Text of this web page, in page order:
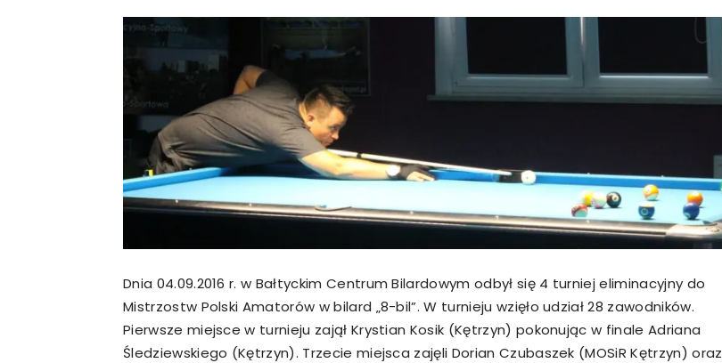
MOSiR
Kętrzyn
Dnia 04.09.2016 r. w Bałtyckim Centrum Bilardowym odbył się 4 turniej eliminacyjny do
Mistrzostw Polski Amatorów w bilard „8-bil”. W turnieju wzięło udział 28 zawodników.
Pierwsze miejsce w turnieju zajął Krystian Kosik (Kętrzyn) pokonując w finale Adriana
Śledziewskiego (Kętrzyn). Trzecie miejsca zajęli Dorian Czubaszek (MOSiR Kętrzyn) oraz